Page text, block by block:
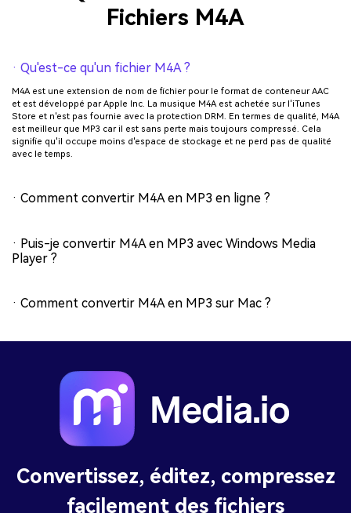
Fichiers M4A
· Qu'est-ce qu'un fichier M4A ?
M4A est une extension de nom de fichier pour le format de conteneur AAC
et est développé par Apple Inc. La musique M4A est achetée sur l'iTunes
Store et n'est pas fournie avec la protection DRM. En termes de qualité, M4A
est meilleur que MP3 car il est sans perte mais toujours compressé. Cela
signifie qu'il occupe moins d'espace de stockage et ne perd pas de qualité
avec le temps.
· Comment convertir M4A en MP3 en ligne ?
· Puis-je convertir M4A en MP3 avec Windows Media
Player ?
· Comment convertir M4A en MP3 sur Mac ?
Convertissez, éditez, compressez
facilement des fichiers